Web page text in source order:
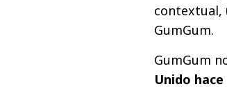
contextual,
GumGum.
GumGum
Unido